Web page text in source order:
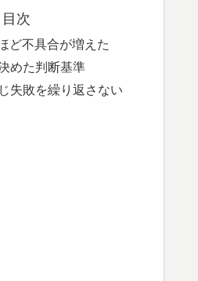
目次
ど不具合が増えた
めた判断基準
失敗を繰り返さない